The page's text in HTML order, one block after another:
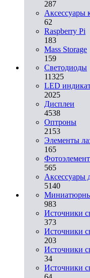
287
Аксессуары
62
Raspberry Pi
183
Mass Storage
159
Светодиоды
11325
LED
2025
Дисплеи
4538
Оптроны
2153
Элементы
165
565
Аксессуары
5140
983
Источники
373
Источники
203
Источники
34
Источники